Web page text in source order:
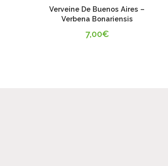
Verveine De Buenos Aires –
Verbena Bonariensis
7,00€